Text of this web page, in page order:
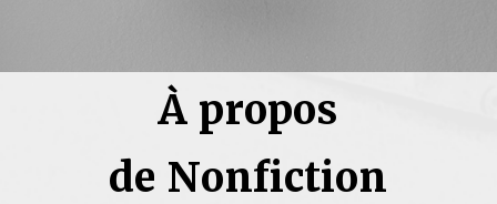
À propos
de Nonfiction